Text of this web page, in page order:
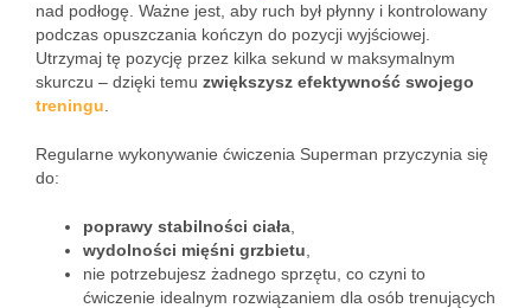
nad podłogę. Ważne jest, aby ruch był płynny i kontrolowany
podczas opuszczania kończyn do pozycji wyjściowej.
Utrzymaj tę pozycję przez kilka sekund w maksymalnym
skurczu – dzięki temu zwiększysz efektywność swojego
treningu
Regularne wykonywanie ćwiczenia Superman przyczynia się
do:
poprawy stabilności ciała
wydolności mięśni grzbietu
nie potrzebujesz żadnego sprzętu, co czyni to
ćwiczenie idealnym rozwiązaniem dla osób trenujących